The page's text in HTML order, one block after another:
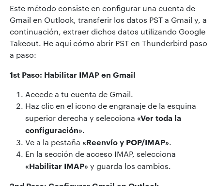
Este método consiste en configurar una cuenta de
Gmail en Outlook, transferir los datos PST a Gmail y, a
continuación, extraer dichos datos utilizando Google
Takeout. He aquí cómo abrir PST en Thunderbird paso
a paso:
1st Paso: Habilitar IMAP en Gmail
Accede a tu cuenta de Gmail.
Haz clic en el icono de engranaje de la esquina
superior derecha y selecciona «Ver toda la
configuración».
Ve a la pestaña «Reenvío y POP/IMAP».
En la sección de acceso IMAP, selecciona
«Habilitar IMAP» y guarda los cambios.